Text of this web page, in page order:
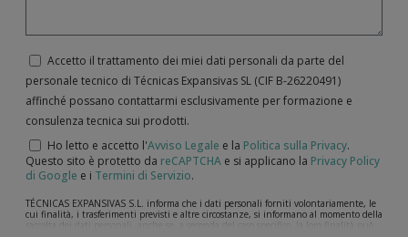
Accetto il trattamento dei miei dati personali da parte del
personale tecnico di Técnicas Expansivas SL (CIF B-­26220491)
affinché possano contattarmi esclusivamente per formazione e
consulenza tecnica sui prodotti.
Ho letto e accetto l'Avviso Legale e la Politica sulla Privacy.
Questo sito è protetto da reCAPTCHA e si applicano la Privacy Policy
di Google e i Termini di Servizio.
TÉCNICAS EXPANSIVAS S.L. informa che i dati personali forniti volontariamente, le
cui finalità, i trasferimenti previsti e altre circostanze, si informano al momento della
raccolta dei dati personali, anche se, a seconda del caso specifico, la loro finalità può